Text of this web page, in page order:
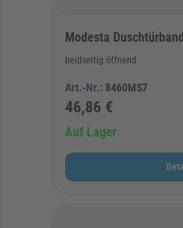
Modesta
beidseitig öffnend
Art.-Nr.: 8460MS7
46,86 €
Auf Lager